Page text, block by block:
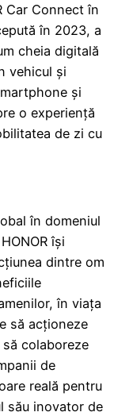
Car Connect în
în 2023, a
cheia digitală
vehicul și
și
o experiență
de zi cu
în domeniul
își
dintre om
în viața
să acționeze
colaboreze
de
reală pentru
său inovator de